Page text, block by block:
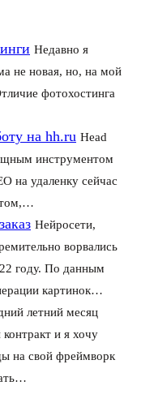
Недавно я
не новая, но, на мой
фотохостинга
на hh.ru Head
инструментом
на удаленку сейчас
том,…
Нейросети,
ворвались
году. По данным
картинок…
летний месяц
и я хочу
на свой фреймворк